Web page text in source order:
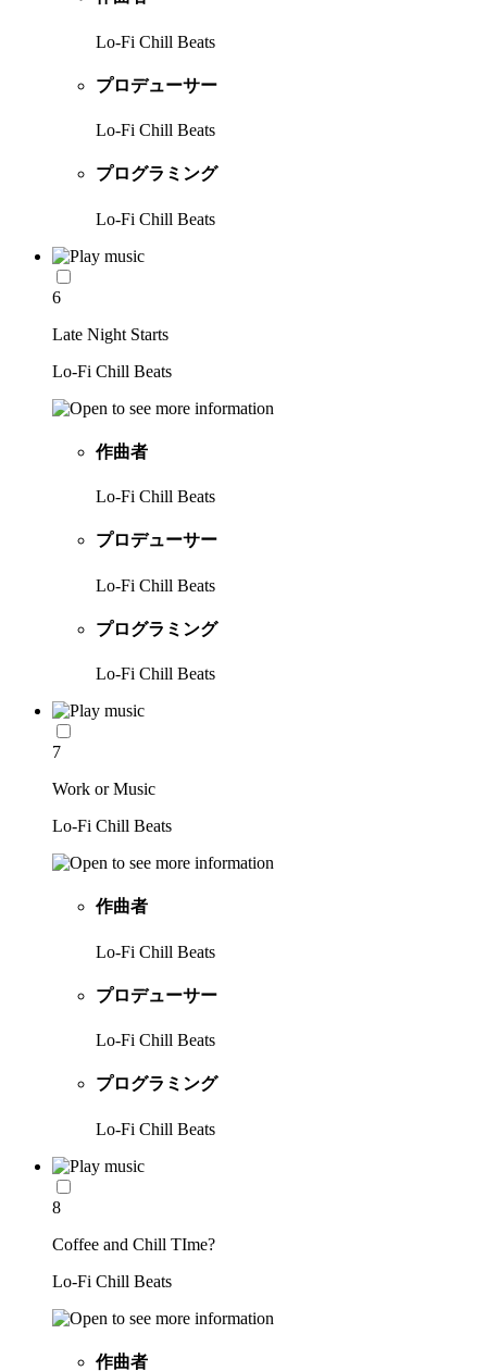
Lo-Fi Chill Beats
プロデューサー
Lo-Fi Chill Beats
プログラミング
Lo-Fi Chill Beats
6
Late Night Starts
Lo-Fi Chill Beats
作曲者
Lo-Fi Chill Beats
プロデューサー
Lo-Fi Chill Beats
プログラミング
Lo-Fi Chill Beats
7
Work or Music
Lo-Fi Chill Beats
作曲者
Lo-Fi Chill Beats
プロデューサー
Lo-Fi Chill Beats
プログラミング
Lo-Fi Chill Beats
8
Coffee and Chill TIme?
Lo-Fi Chill Beats
作曲者